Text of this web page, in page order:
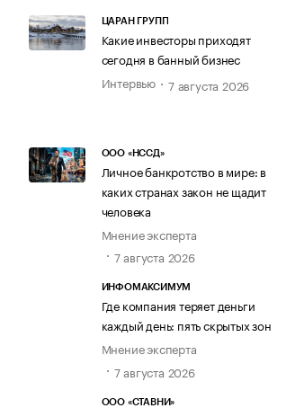
ЦАРАН ГРУПП
Какие инвесторы приходят
сегодня в банный бизнес
Интервью
7 августа 2026
ООО «НССД»
Личное банкротство в мире: в
каких странах закон не щадит
человека
Мнение эксперта
7 августа 2026
ИНФОМАКСИМУМ
Где компания теряет деньги
каждый день: пять скрытых зон
Мнение эксперта
7 августа 2026
ООО «СТАВНИ»